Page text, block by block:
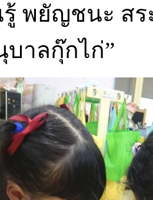
รู้ พยัญชนะ ส
บาลกุ๊กไก่”